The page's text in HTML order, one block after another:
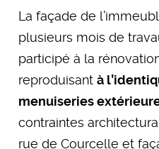
La façade de
plusieurs mois de
participé à la
reproduisantà
menuiseries
contraintes
rue de Courcelle et